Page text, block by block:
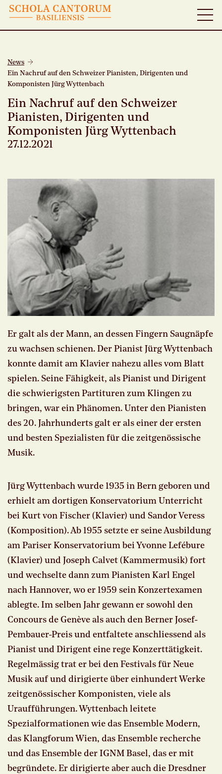
News
Ein Nachruf auf den Schweizer Pianisten, Dirigenten und
Komponisten Jürg Wyttenbach
Ein Nachruf auf den Schweizer
Pianisten, Dirigenten und
Komponisten Jürg Wyttenbach
27.12.2021
Er galt als der Mann, an dessen Fingern Saugnäpfe
zu wachsen schienen. Der Pianist Jürg Wyttenbach
konnte damit am Klavier nahezu alles vom Blatt
spielen. Seine Fähigkeit, als Pianist und Dirigent
die schwierigsten Partituren zum Klingen zu
bringen, war ein Phänomen. Unter den Pianisten
des 20. Jahrhunderts galt er als einer der ersten
und besten Spezialisten für die zeitgenössische
Musik.
Jürg Wyttenbach wurde 1935 in Bern geboren und
erhielt am dortigen Konservatorium Unterricht
bei Kurt von Fischer (Klavier) und Sandor Veress
(Komposition). Ab 1955 setzte er seine Ausbildung
am Pariser Konservatorium bei Yvonne Lefébure
(Klavier) und Joseph Calvet (Kammermusik) fort
und wechselte dann zum Pianisten Karl Engel
nach Hannover, wo er 1959 sein Konzertexamen
ablegte. Im selben Jahr gewann er sowohl den
Concours de Genève als auch den Berner Josef-
Pembauer-Preis und entfaltete anschliessend als
Pianist und Dirigent eine rege Konzerttätigkeit.
Regelmässig trat er bei den Festivals für Neue
Musik auf und dirigierte über einhundert Werke
zeitgenössischer Komponisten, viele als
Uraufführungen. Wyttenbach leitete
Spezialformationen wie das Ensemble Modern,
das Klangforum Wien, das Ensemble recherche
und das Ensemble der IGNM Basel, das er mit
begründete. Er dirigierte aber auch die Dresdner